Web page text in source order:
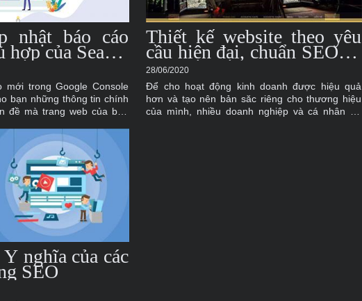
nhật báo cáo
của Search
mới trong Google Console
bạn những thông tin chính
đề mà trang web của bạn
Thiết kế website theo yêu
cầu hiện đại, chuẩn SEO và
chuyên nghiệp
28/06/2020
Để cho hoạt động kinh doanh được hiệu quả
hơn và tạo nên bản săc riêng cho thương hiệu
của mình, nhiều doanh nghiệp và cá nhân đã
nghĩa của các
SEO